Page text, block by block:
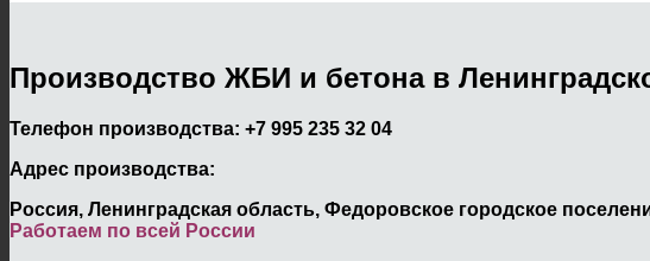
Производство ЖБИ и бетона в
Телефон производства: +7 995 235 32 04
Адрес производства:
Россия, Ленинградская область, Федоровское городское
Работаем по всей России